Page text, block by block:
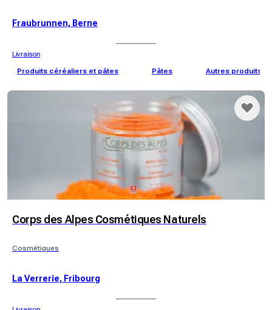
Fraubrunnen, Berne
Livraison
Produits céréaliers et pâtes
Pâtes Autres produits
Corps des Alpes Cosmétiques Naturels
Cosmétiques
La Verrerie, Fribourg